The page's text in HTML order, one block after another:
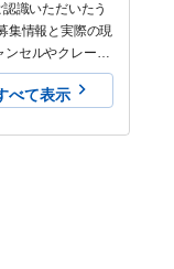
識いただいたう
集情報と実際の現
ンセルやクレーム
べて表示